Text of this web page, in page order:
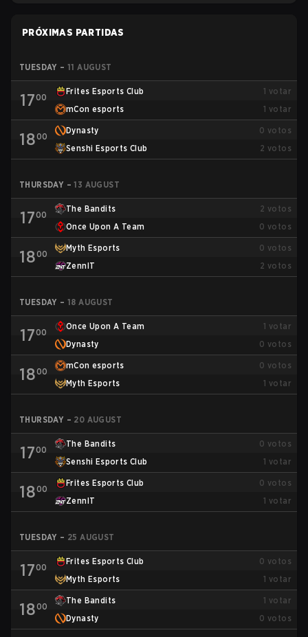
PRÓXIMAS PARTIDAS
TUESDAY – 11 AUGUST
1700
Frites Esports Club 1 votar
mCon esports
1 votar
1800
Dynasty 0 votos
Senshi Esports Club
2 votos
THURSDAY – 13 AUGUST
1700
The Bandits 2 votos
Once Upon A Team
0 votos
1800
Myth Esports 0 votos
ZennIT
2 votos
TUESDAY – 18 AUGUST
1700
Once Upon A Team 1 votar
Dynasty
0 votos
1800
mCon esports 0 votos
Myth Esports
1 votar
THURSDAY – 20 AUGUST
1700
The Bandits 0 votos
Senshi Esports Club
1 votar
1800
Frites Esports Club 0 votos
ZennIT
1 votar
TUESDAY – 25 AUGUST
1700
Frites Esports Club 0 votos
Myth Esports
1 votar
1800
The Bandits 1 votar
Dynasty
0 votos